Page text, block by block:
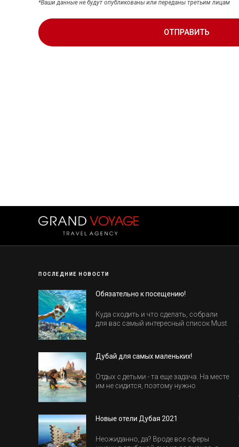
*Ваши данные не будут опубликованы или переданы третьим лицам
ОТПРАВИТЬ
ПОСЛЕДНИЕ НОВОСТИ
Обязательно к посещению!
Куда сходить и что сделать, собрали
для вас самый интересный список Must
Дубай для самых маленьких!
Отдых с детьми - та еще задача. На месте
им не сидится, поэтому нужно
весело.
Новые отели Дубая 2021
Неожиданно, да? Вроде все сферы